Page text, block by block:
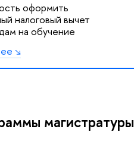
оформить
налоговый вычет
на обучение
магистратуры